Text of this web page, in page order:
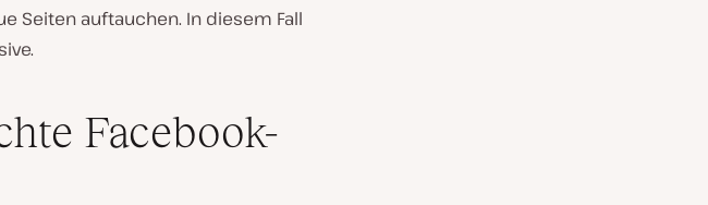
Seiten auftauchen. In diesem Fall
Facebook-